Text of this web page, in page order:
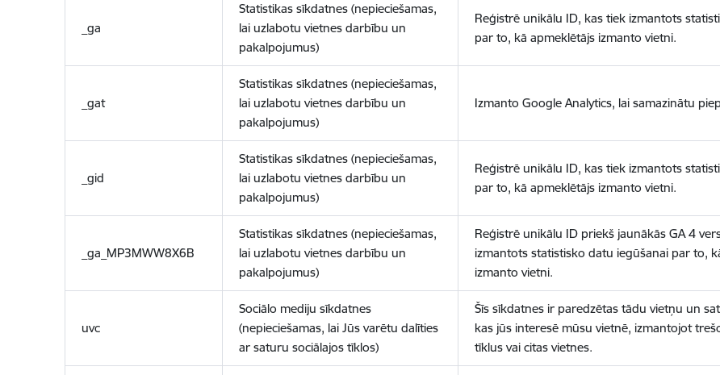
_ga
Statistikas sīkdatnes (nepieciešamas,
lai uzlabotu vietnes darbību un
pakalpojumus)
Reģistrē unikālu ID, kas tiek izmantots
par to, kā apmeklētājs izmanto vietni.
_gat
Statistikas sīkdatnes (nepieciešamas,
lai uzlabotu vietnes darbību un
pakalpojumus)
Izmanto Google Analytics, lai samazinātu
_gid
Statistikas sīkdatnes (nepieciešamas,
lai uzlabotu vietnes darbību un
pakalpojumus)
Reģistrē unikālu ID, kas tiek izmantots
par to, kā apmeklētājs izmanto vietni.
_ga_MP3MWW8X6B
Statistikas sīkdatnes (nepieciešamas,
lai uzlabotu vietnes darbību un
pakalpojumus)
Reģistrē unikālu ID priekš jaunākās GA 4
izmantots statistisko datu iegūšanai par to,
izmanto vietni.
uvc
Sociālo mediju sīkdatnes
(nepieciešamas, lai Jūs varētu dalīties
ar saturu sociālajos tīklos)
Šīs sīkdatnes ir paredzētas tādu vietņu un
kas jūs interesē mūsu vietnē, izmantojot
tīklus vai citas vietnes.